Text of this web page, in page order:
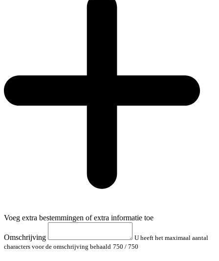
Voeg extra bestemmingen of extra informatie toe
Omschrijving
U heeft het maximaal aantal
characters voor de omschrijving behaald 750 / 750